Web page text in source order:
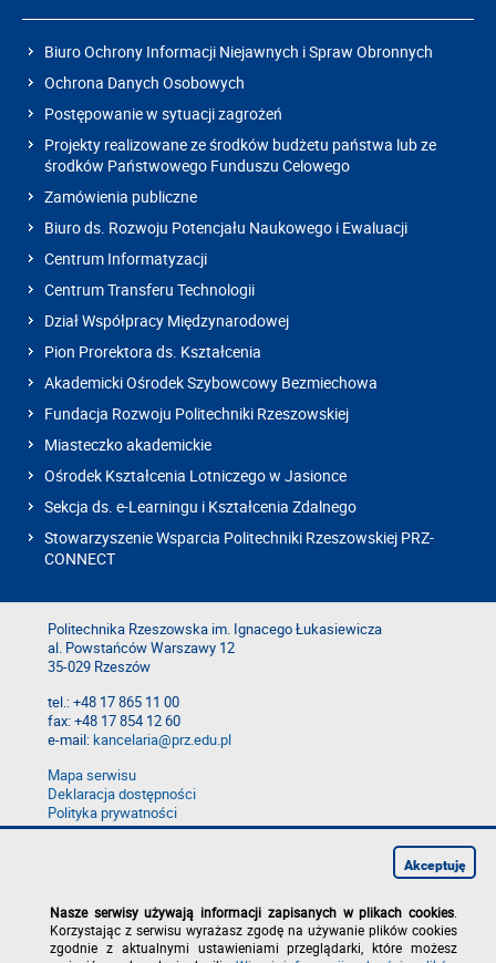
Biuro Ochrony Informacji Niejawnych i Spraw Obronnych
Ochrona Danych Osobowych
Postępowanie w sytuacji zagrożeń
Projekty realizowane ze środków budżetu państwa lub ze
środków Państwowego Funduszu Celowego
Zamówienia publiczne
Biuro ds. Rozwoju Potencjału Naukowego i Ewaluacji
Centrum Informatyzacji
Centrum Transferu Technologii
Dział Współpracy Międzynarodowej
Pion Prorektora ds. Kształcenia
Akademicki Ośrodek Szybowcowy Bezmiechowa
Fundacja Rozwoju Politechniki Rzeszowskiej
Miasteczko akademickie
Ośrodek Kształcenia Lotniczego w Jasionce
Sekcja ds. e-Learningu i Kształcenia Zdalnego
Stowarzyszenie Wsparcia Politechniki Rzeszowskiej PRZ-
CONNECT
Politechnika Rzeszowska im. Ignacego Łukasiewicza
al. Powstańców Warszawy 12
35-029 Rzeszów
tel.: +48 17 865 11 00
fax: +48 17 854 12 60
e-mail:kancelaria@prz.edu.pl
Mapa serwisu
Deklaracja dostępności
Polityka prywatności
Zgłoś błąd na stronie
Nasze serwisy używają informacji zapisanych w plikach cookies
Korzystając z serwisu wyrażasz zgodę na używanie plików cookies
zgodnie z aktualnymi ustawieniami przeglądarki, które możesz
Akceptuję